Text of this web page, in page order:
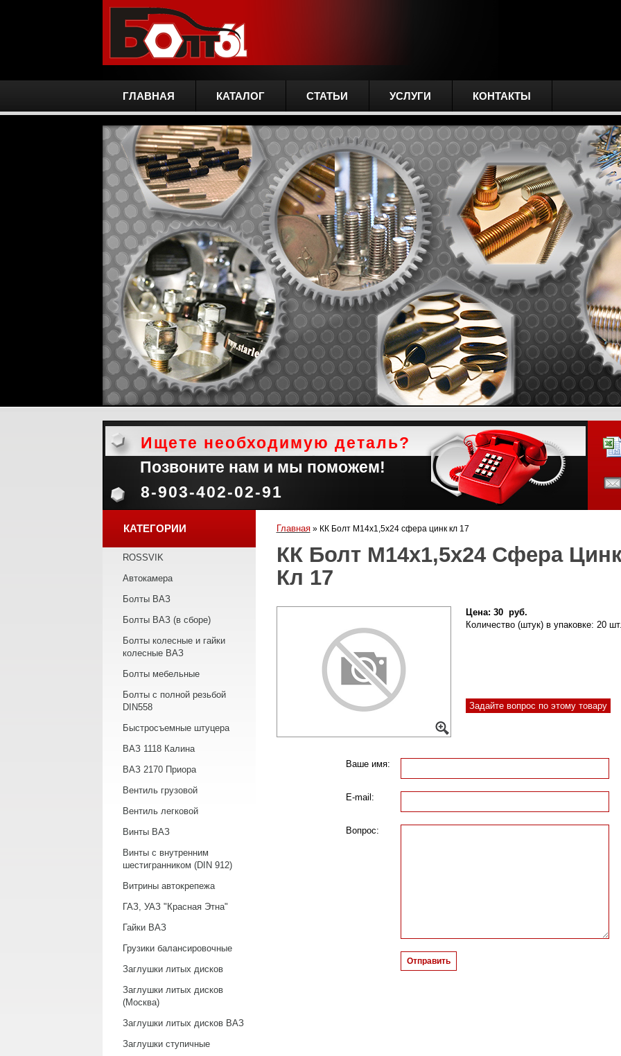
ГЛАВНАЯ КАТАЛОГ СТАТЬИ УСЛУГИ КОНТАКТЫ
Ищете необходимую деталь?
Позвоните нам и мы поможем!
8-903-402-02-91
КАТЕГОРИИ
ROSSVIK
Автокамера
Болты ВАЗ
Болты ВАЗ (в сборе)
Болты колесные и гайки
колесные ВАЗ
Болты мебельные
Болты с полной резьбой
DIN558
Быстросъемные штуцера
ВАЗ 1118 Калина
ВАЗ 2170 Приора
Вентиль грузовой
Вентиль легковой
Винты ВАЗ
Винты с внутренним
шестигранником (DIN 912)
Витрины автокрепежа
ГАЗ, УАЗ "Красная Этна"
Гайки ВАЗ
Грузики балансировочные
Заглушки литых дисков
Заглушки литых дисков
(Москва)
Заглушки литых дисков ВАЗ
Заглушки ступичные
Главная» КК Болт М14х1,5х24 сфера цинк кл 17
КК Болт М14х1,5х24 Сфера
Кл 17
Цена: 30 руб.
Количество (штук) в упаковке: 20
Задайте вопрос по этому товару
Ваше имя:
E-mail:
Вопрос: